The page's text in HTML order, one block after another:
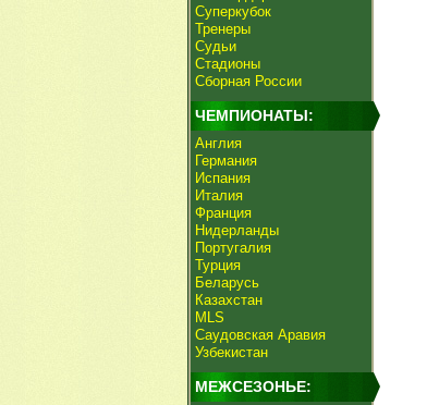
Суперкубок
Тренеры
Судьи
Стадионы
Сборная России
ЧЕМПИОНАТЫ:
Англия
Германия
Испания
Италия
Франция
Нидерланды
Португалия
Турция
Беларусь
Казахстан
MLS
Саудовская Аравия
Узбекистан
МЕЖСЕЗОНЬЕ: